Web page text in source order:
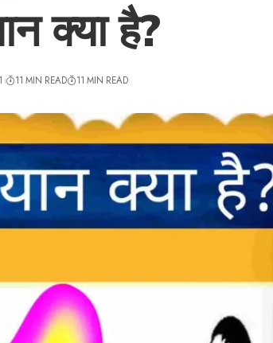
क्या है?
11 MIN READ 11 MIN READ